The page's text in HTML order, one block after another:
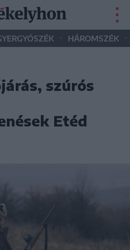
• HÁROMSZÉK •
szúrós
Etéd